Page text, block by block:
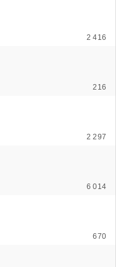
2 416
216
2 297
6 014
670